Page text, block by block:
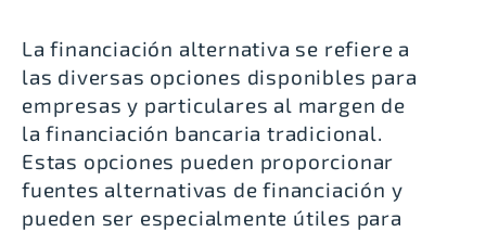
La financiación alternativa se refiere a
las diversas opciones disponibles para
empresas y particulares al margen de
la financiación bancaria tradicional.
Estas opciones pueden proporcionar
fuentes alternativas de financiación y
pueden ser especialmente útiles para